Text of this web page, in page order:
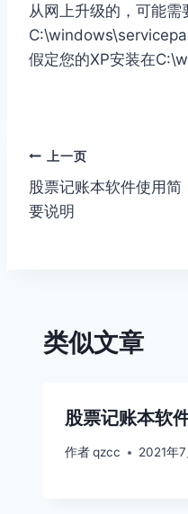
从网上升级的，可能需
假定您的XP安装在
文
章
上一页
股票记账本软件使用简
要说明
类似文章
股票记账本软
作者qzcc 2021年